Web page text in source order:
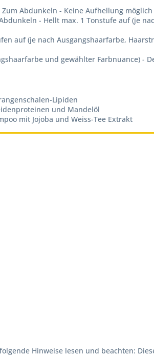
Abdunkeln - Keine Aufhellung
- Hellt max. 1 Tonstufe auf (je
auf (je nach Ausgangshaarfarbe,
und gewählter Farbnuance) -
Lipiden
und Mandelöl
mit Jojoba und Weiss-Tee Extrakt
Hinweise lesen und beachten: